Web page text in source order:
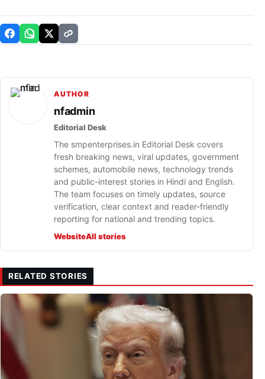
AUTHOR
nfadmin
Editorial Desk
The smpenterprises.in Editorial Desk covers
fresh breaking news, viral updates, government
schemes, automobile news, technology trends
and public-interest stories in Hindi and English.
The team focuses on timely updates, source
verification, clear context and reader-friendly
reporting for national and trending topics.
WebsiteAll stories
RELATED STORIES